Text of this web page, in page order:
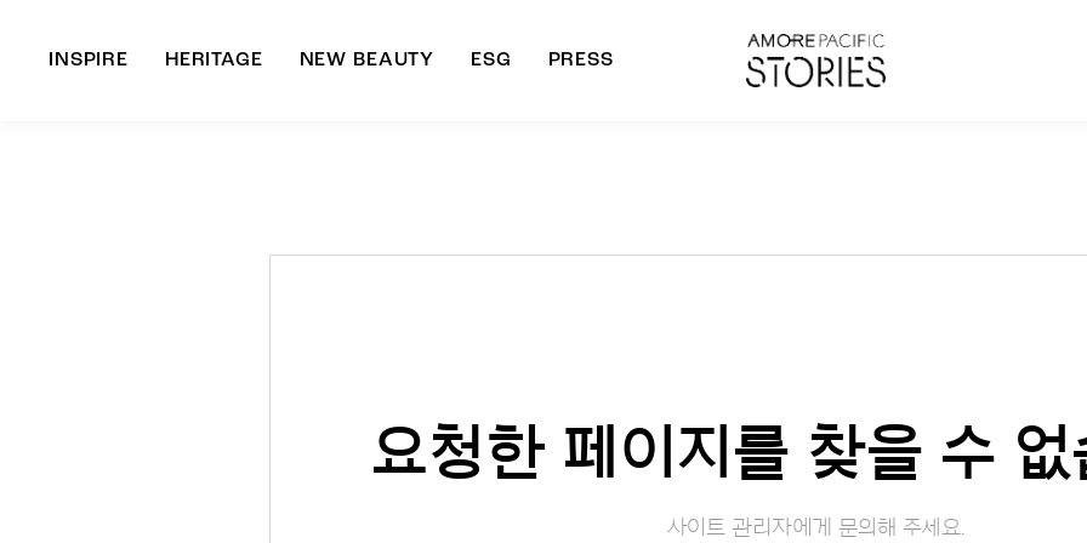
INSPIRE HERITAGE NEW BEAUTY ESG PRESS
요청한 페이지를 찾을 수 없
사이트 관리자에게 문의해 주세요.